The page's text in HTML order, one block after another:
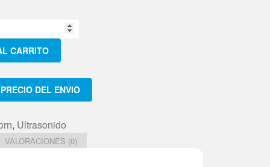
CARRITO
DEL ENVIO
, Ultrasonido
VALORACIONES (0)